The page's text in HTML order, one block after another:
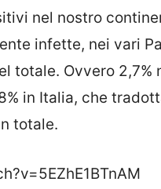
nel nostro
infette, nei vari
totale. Ovvero 2,7%
in Italia, che
totale.